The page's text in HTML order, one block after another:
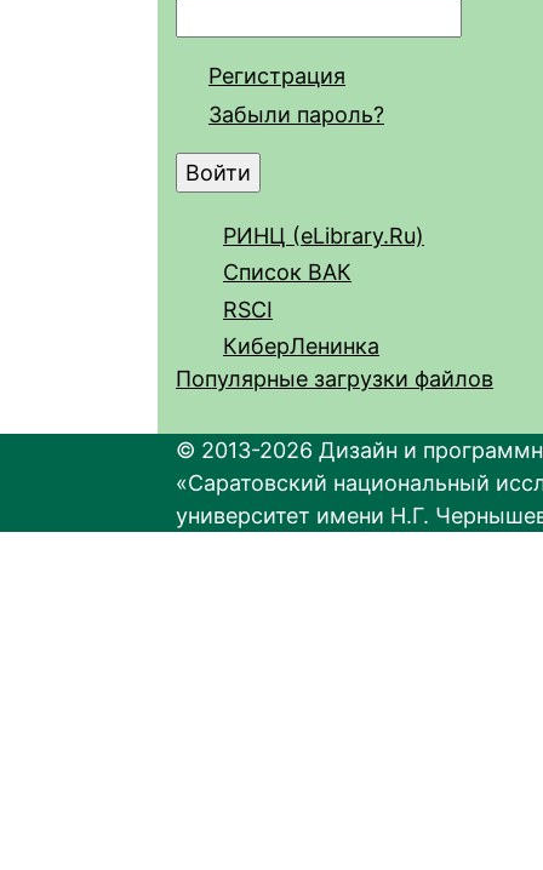
Регистрация
Забыли пароль?
РИНЦ (eLibrary.Ru)
Список ВАК
RSCI
КиберЛенинка
Популярные загрузки файлов
© 2013-2026 Дизайн и
«Саратовский национальный
университет имени Н.Г.